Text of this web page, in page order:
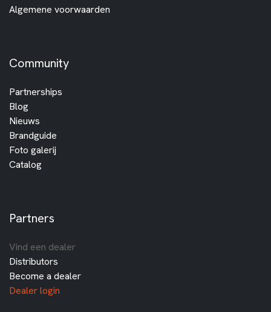
Algemene voorwaarden
Community
Partnerships
Blog
Nieuws
Brandguide
Foto galerij
Catalog
Partners
Vind een dealer
Distributors
Become a dealer
Dealer login